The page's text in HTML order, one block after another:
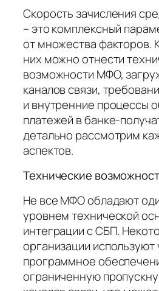
Скорость зачисления
– это комплексный
от множества факторов.
них можно отнести
возможности МФО,
каналов связи,
и внутренние процессы
платежей в банке-
детально рассмотрим
аспектов.
Технические
Не все МФО обладают
уровнем технической
интеграции с СБП.
организации
программное
ограниченную